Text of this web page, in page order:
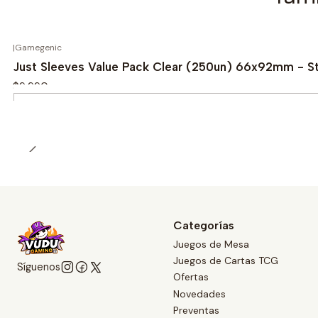
|Gamegenic
Just Sleeves Value Pack Clear (250un) 66x92mm -
$9.990
Síguenos
Categorías
Juegos de Mesa
Juegos de Cartas TCG
Ofertas
Novedades
Preventas